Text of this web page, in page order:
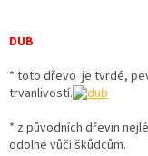
DUB
* toto dřevo je tvrdé,
trvanlivostí.
* z původních dřevin
odolné vůči škůdcům.